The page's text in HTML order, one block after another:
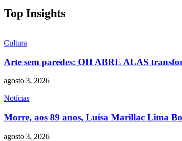
Top Insights
Cultura
Arte sem paredes: OH ABRE ALAS
agosto 3, 2026
Notícias
Morre, aos 89 anos, Luísa Marillac Lima
agosto 3, 2026